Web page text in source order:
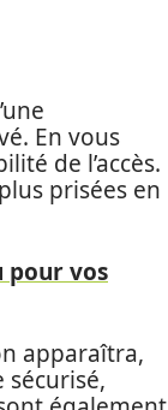
En vous
de l’accès.
prisées en
pour vos
apparaîtra,
sécurisé,